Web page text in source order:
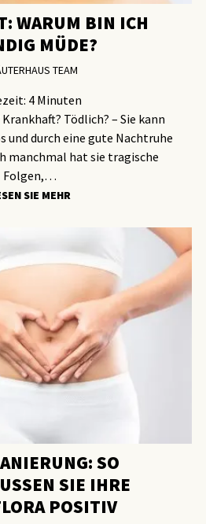
WARUM BIN ICH
MÜDE?
TEAM
4 Minuten
Tödlich? – Sie kann
und durch eine gute Nachtruhe
manchmal hat sie tragische
Folgen,…
SIE MEHR
SO
SIE IHRE
POSITIV